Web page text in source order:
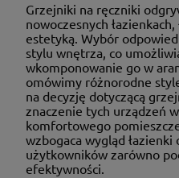
Grzejniki na ręczniki
nowoczesnych
estetyką. Wybór
stylu wnętrza, co
wkomponowanie go w
omówimy różnorodne
na decyzję dotyczącą
znaczenie tych urządzeń
komfortowego
wzbogaca wygląd łazienki
użytkowników zarówno
efektywności.